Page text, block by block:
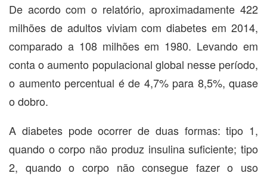
De acordo com o relatório, aproximadamente 422
milhões de adultos viviam com diabetes em 2014,
comparado a 108 milhões em 1980. Levando em
conta o aumento populacional global nesse período,
o aumento percentual é de 4,7% para 8,5%, quase
o dobro.
A diabetes pode ocorrer de duas formas: tipo 1,
quando o corpo não produz insulina suficiente; tipo
2, quando o corpo não consegue fazer o uso